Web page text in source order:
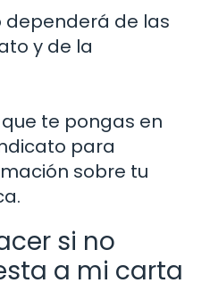
dependerá de las
y de la
te pongas en
para
sobre tu
si no
a mi carta